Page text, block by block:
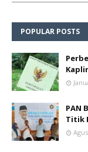
POPULAR POSTS
PAN
Titik